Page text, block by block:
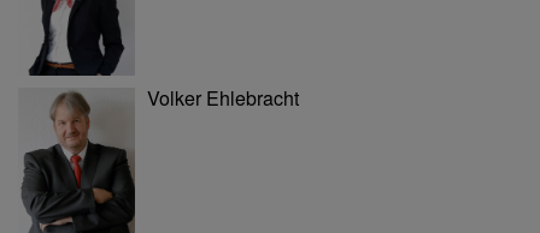
Volker Ehlebracht